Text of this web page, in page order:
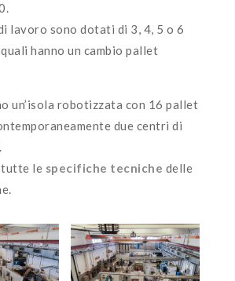
lavoro sono dotati di 3, 4, 5 o 6
hanno un cambio pallet
un’isola robotizzata con 16 pallet
due centri di
le specifiche tecniche delle